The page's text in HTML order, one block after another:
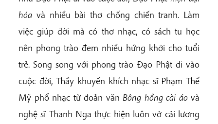
hóa và nhiều bài thơ chống chiến tranh. Làm
việc giúp đời mà có thơ nhạc, có sách tu học
nên phong trào đem nhiều hứng khởi cho tuổi
trẻ. Song song với phong trào Đạo Phật đi vào
cuộc đời, Thầy khuyến khích nhạc sĩ Phạm Thế
Mỹ phổ nhạc từ đoản văn Bông hồng cài áo và
nghệ sĩ Thanh Nga thực hiện luôn vở cải lương